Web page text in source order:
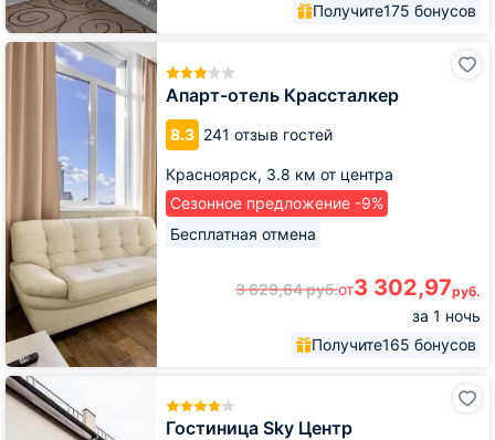
Получите175 бонусов
Апарт-отель Крассталкер
8.3 241 отзыв гостей
Красноярск, 3.8 км от центра
Сезонное предложение -9%
Бесплатная отмена
3 629,64руб.от3 302,97руб.
за 1 ночь
Получите165 бонусов
Апарт-
Гостиница Sky Центр
Гостиница
Sky
Центр